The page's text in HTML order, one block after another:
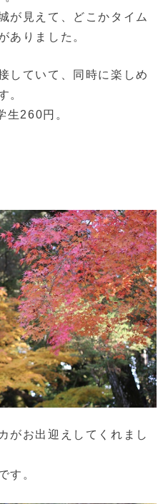
が見えて、どこかタイム
ありました。
していて、同時に楽しめ
。
生260円。
がお出迎えしてくれまし
す。